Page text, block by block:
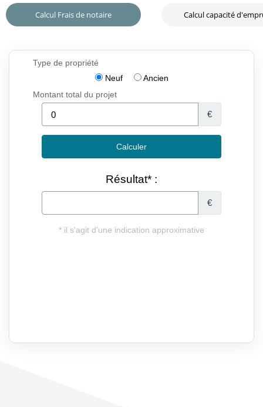
Calcul Frais de notaire Calcul capacité